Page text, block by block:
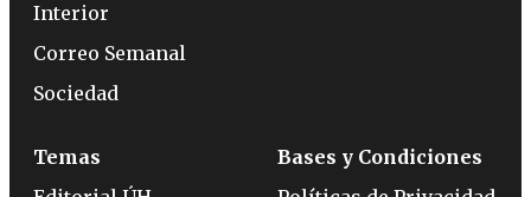
Interior
Correo Semanal
Sociedad
Temas
Bases y Condiciones